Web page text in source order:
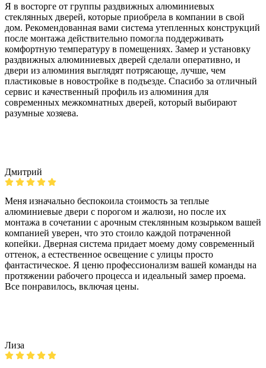
Я в восторге от группы раздвижных алюминиевых
стеклянных дверей, которые приобрела в компании в свой
дом. Рекомендованная вами система утепленных конструкций
после монтажа действительно помогла поддерживать
комфортную температуру в помещениях. Замер и установку
раздвижных алюминиевых дверей сделали оперативно, и
двери из алюминия выглядят потрясающе, лучше, чем
пластиковые в новостройке в подъезде. Спасибо за отличный
сервис и качественный профиль из алюминия для
современных межкомнатных дверей, который выбирают
разумные хозяева.
Дмитрий
Меня изначально беспокоила стоимость за теплые
алюминиевые двери с порогом и жалюзи, но после их
монтажа в сочетании с арочным стеклянным козырьком вашей
компанией уверен, что это стоило каждой потраченной
копейки. Дверная система придает моему дому современный
оттенок, а естественное освещение с улицы просто
фантастическое. Я ценю профессионализм вашей команды на
протяжении рабочего процесса и идеальный замер проема.
Все понравилось, включая цены.
Лиза